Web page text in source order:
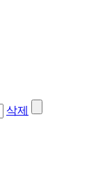
삭제